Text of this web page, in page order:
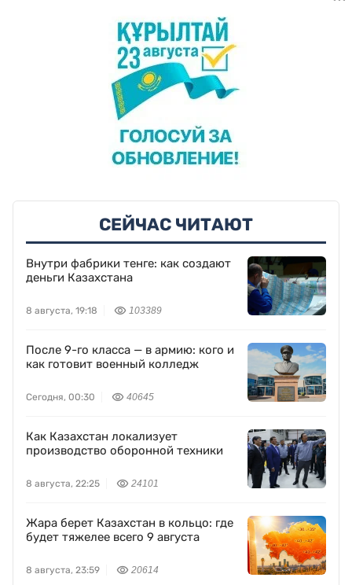
СЕЙЧАС ЧИТАЮТ
Внутри фабрики тенге: как создают
деньги Казахстана
8 августа, 19:18 103389
После 9-го класса — в армию: кого и
как готовит военный колледж
Сегодня, 00:30 40645
Как Казахстан локализует
производство оборонной техники
8 августа, 22:25 24101
Жара берет Казахстан в кольцо: где
будет тяжелее всего 9 августа
8 августа, 23:59 20614